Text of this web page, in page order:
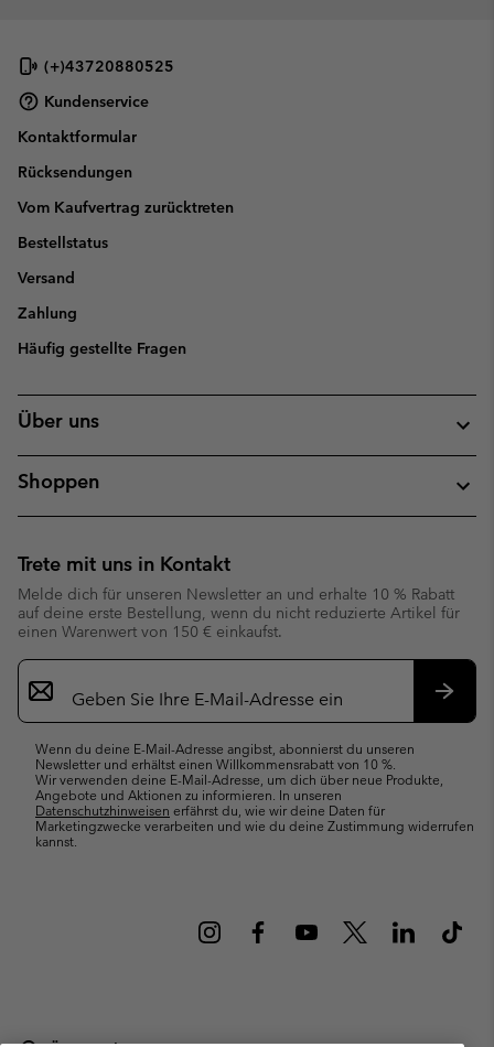
(+)43720880525
Kundenservice
Kontaktformular
Rücksendungen
Vom Kaufvertrag zurücktreten
Bestellstatus
Versand
Zahlung
Häufig gestellte Fragen
Über uns
Shoppen
Trete mit uns in Kontakt
Melde dich für unseren Newsletter an und erhalte 10 % Rabatt
auf deine erste Bestellung, wenn du nicht reduzierte Artikel für
einen Warenwert von 150 € einkaufst.
Newsletter-
Anmeldung
Wenn du deine E-Mail-Adresse angibst, abonnierst du unseren
Newsletter und erhältst einen Willkommensrabatt von 10 %.
Wir verwenden deine E-Mail-Adresse, um dich über neue Produkte,
Angebote und Aktionen zu informieren. In unseren
Datenschutzhinweisen erfährst du, wie wir deine Daten für
Marketingzwecke verarbeiten und wie du deine Zustimmung widerrufen
kannst.